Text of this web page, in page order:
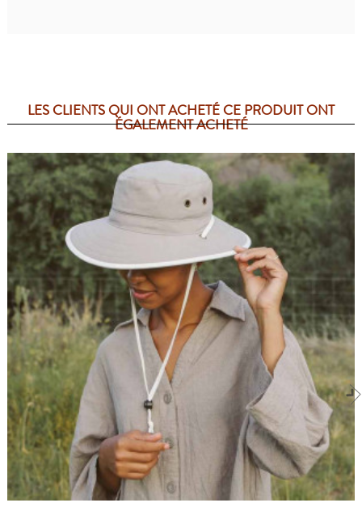
LES CLIENTS QUI ONT ACHETÉ CE PRODUIT ONT
ÉGALEMENT ACHETÉ